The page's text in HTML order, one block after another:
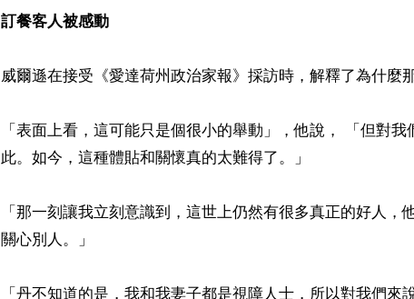
訂餐客人被感動
威爾遜在接受《愛達荷州政治家報》採訪時，解釋了為什麼
「表面上看，這可能只是個很小的舉動」，他說， 「但對
此。如今，這種體貼和關懷真的太難得了。」
「那一刻讓我立刻意識到，這世上仍然有很多真正的好人，
關心別人。」
「丹不知道的是，我和我妻子都是視障人士，所以對我們來